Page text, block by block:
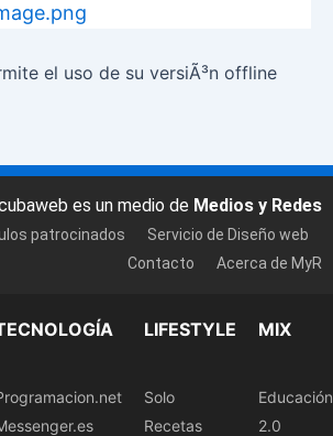
el uso de su versiÃ³n offline
es un medio de Medios y Redes
patrocinados
Servicio de Diseño web
Contacto
Acerca de MyR
LIFESTYLE
Solo
Recetas
MIX
Educación
2.0